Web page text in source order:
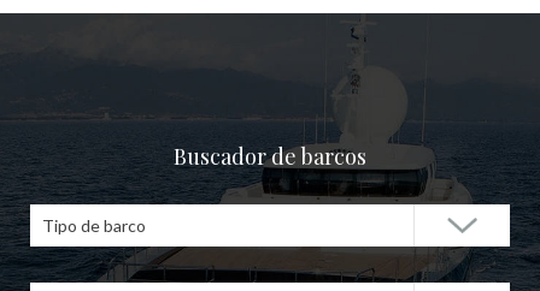
Buscador de barcos
Tipo de barco